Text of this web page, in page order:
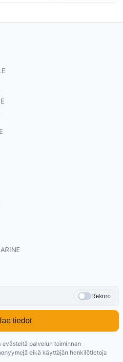
Reknro
tiedot
palvelun toiminnan
eikä käyttäjän henkilötietoja